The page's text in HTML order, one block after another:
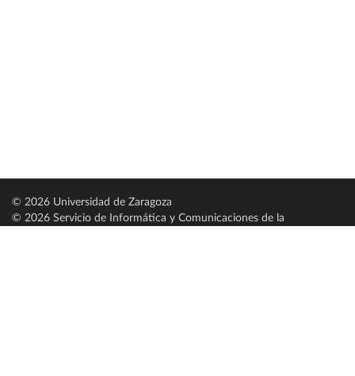
© 2026 Universidad de Zaragoza
© 2026 Servicio de Informática y Comunicaciones de la